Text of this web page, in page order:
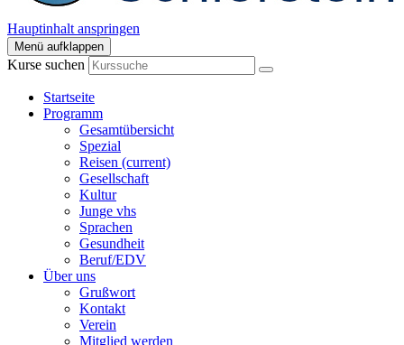
Hauptinhalt anspringen
Menü aufklappen
Kurse suchen
Startseite
Programm
Gesamtübersicht
Spezial
Reisen (current)
Gesellschaft
Kultur
Junge vhs
Sprachen
Gesundheit
Beruf/EDV
Über uns
Grußwort
Kontakt
Verein
Mitglied werden